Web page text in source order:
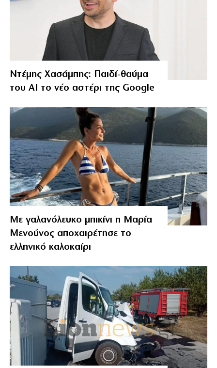
Ντέμης Χασάμπης: Παιδί-θαύμα
του ΑΙ το νέο αστέρι της Google
Με γαλανόλευκο μπικίνι η Μαρία
Μενούνος αποχαιρέτησε το
ελληνικό καλοκαίρι